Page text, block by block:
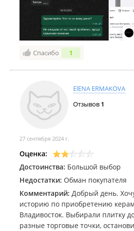
Спасибо 1
ElENA ERMAKOVA
Отзывов 1
27 сентября 2024 г.
Оценка:
Достоинства: Большой выбор
Недостатки: Обман покупателя
Комментарий: Добрый день.
историю по приобретению
Владивосток. Выбирали плитку
разные торговые точки,